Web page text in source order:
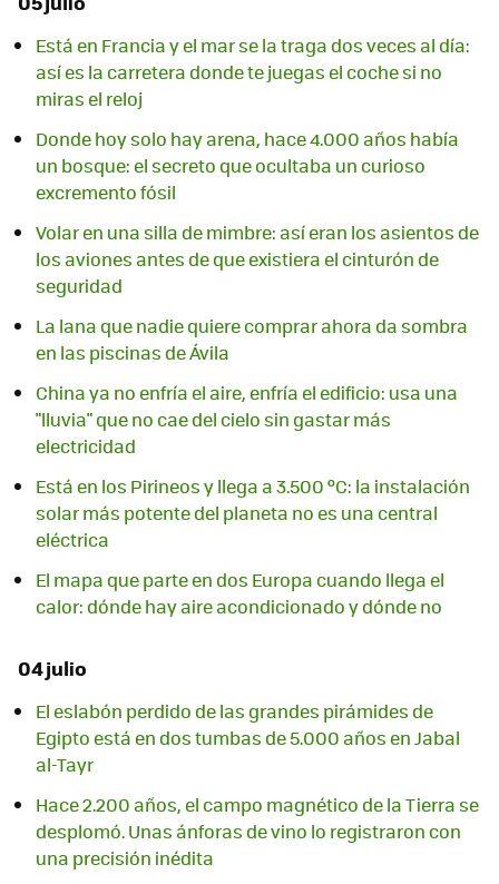
Está en Francia y el mar se la traga dos veces al día:
así es la carretera donde te juegas el coche si no
miras el reloj
Donde hoy solo hay arena, hace 4.000 años había
un bosque: el secreto que ocultaba un curioso
excremento fósil
Volar en una silla de mimbre: así eran los asientos de
los aviones antes de que existiera el cinturón de
seguridad
La lana que nadie quiere comprar ahora da sombra
en las piscinas de Ávila
China ya no enfría el aire, enfría el edificio: usa una
"lluvia" que no cae del cielo sin gastar más
electricidad
Está en los Pirineos y llega a 3.500 ºC: la instalación
solar más potente del planeta no es una central
eléctrica
El mapa que parte en dos Europa cuando llega el
calor: dónde hay aire acondicionado y dónde no
04 julio
El eslabón perdido de las grandes pirámides de
Egipto está en dos tumbas de 5.000 años en Jabal
al-Tayr
Hace 2.200 años, el campo magnético de la Tierra se
desplomó. Unas ánforas de vino lo registraron con
una precisión inédita